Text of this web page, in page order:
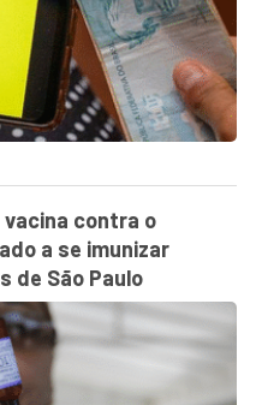
vacina contra o
a se imunizar
de São Paulo